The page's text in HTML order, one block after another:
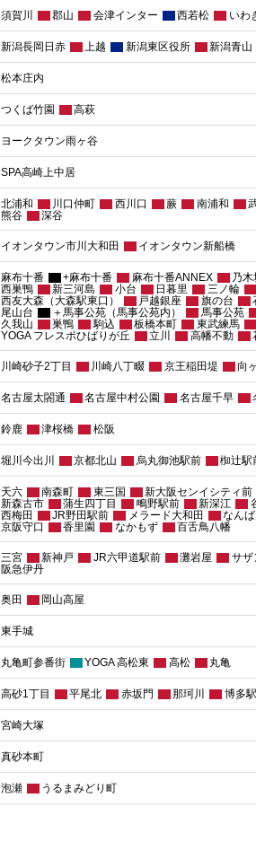
須賀川 郡山 会津インター 西若松 いわ
新潟長岡日赤 上越 新潟東区役所 新潟青山
松本庄内
つくば竹園 高萩
ヨークタウン雨ヶ谷
SPA高崎上中居
北浦和 川口仲町 西川口 蕨 南浦和
熊谷
深谷
イオンタウン市川大和田 イオンタウン新船橋
麻布十番 +麻布十番 麻布十番ANNEX 乃木
西巣鴨
新三河島 小台 日暮里 三ノ輪
西友大森（大森駅東口）
戸越銀座 旗の台
尾山台
＋馬事公苑（馬事公苑内） 馬事公苑
久我山
巣鴨 駒込 板橋本町 東武練馬
YOGA フレスポひばりが丘
立川 高幡不動
川崎砂子2丁目 川崎八丁畷 京王稲田堤 向
名古屋太閤通 名古屋中村公園 名古屋千早
鈴鹿 津桜橋 松阪
堀川今出川 京都北山 烏丸御池駅前 椥辻駅
天六 南森町 東三国 新大阪センイシティ前
新森古市
蒲生四丁目 鴫野駅前 新深江
西梅田
JR野田駅前 メラード大和田 なん
京阪守口
香里園 なかもず 百舌鳥八幡
三宮 新神戸 JR六甲道駅前 灘岩屋 サザ
阪急伊丹
奥田 岡山高屋
東手城
丸亀町参番街 YOGA 高松東 高松 丸亀
高砂1丁目 平尾北 赤坂門 那珂川 博多
宮崎大塚
真砂本町
泡瀬 うるまみどり町